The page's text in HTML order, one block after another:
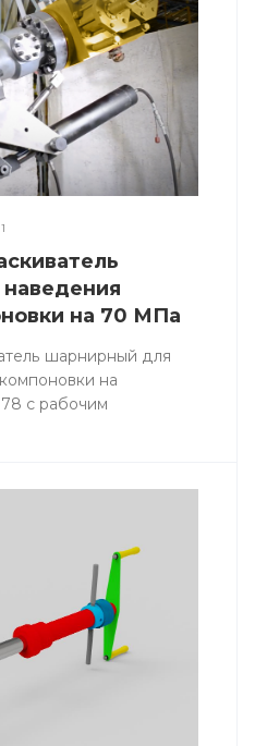
на 70 МПа
шарнирный для
на
с рабочим